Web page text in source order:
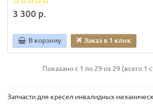
3 300 р.
В корзину Заказ в 1 клик
Показано с 1 по 29 из 29 (всего 1
Запчасти для кресел инвалидных